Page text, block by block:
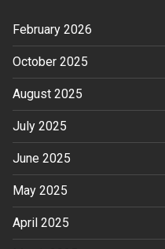
February 2026
October 2025
August 2025
July 2025
June 2025
May 2025
April 2025